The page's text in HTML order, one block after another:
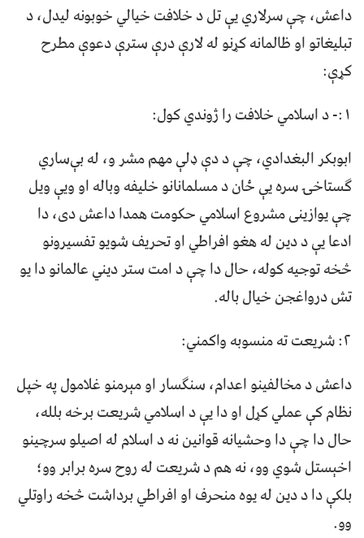
داعش، چې سرلاري یې تل د خلافت خیالي خوبونه لیدل، د
تبلیغاتو او ظالمانه کړنو له لارې درې سترې دعوې مطرح
کړې:
۱:- د اسلامي خلافت را ژوندي کول:
ابوبکر البغدادي، چې د دې ډلې مهم مشر و، له بې‌ساري
گستاخۍ سره یې ځان د مسلمانانو خلیفه وباله او ویې ویل
چې یوازینی مشروع اسلامي حکومت همدا داعش دی، دا
ادعا یې د دین له هغو افراطي او تحریف‌ شویو تفسیرونو
څخه توجیه کوله، حال دا چې د امت ستر دیني عالمانو دا یو
تش درواغجن خیال باله.
۲: شریعت ته منسوبه واکمني:
داعش د مخالفینو اعدام، سنګسار او مېرمنو غلامول په خپل
نظام کې عملي کړل او دا یې د اسلامي شریعت برخه بلله،
حال دا چې دا وحشیانه قوانین نه د اسلام له اصیلو سرچینو
اخېستل شوي وو، نه هم د شریعت له روح سره برابر وو؛
بلکې دا د دین له یوه منحرف او افراطي برداشت څخه راوتلي
وو.